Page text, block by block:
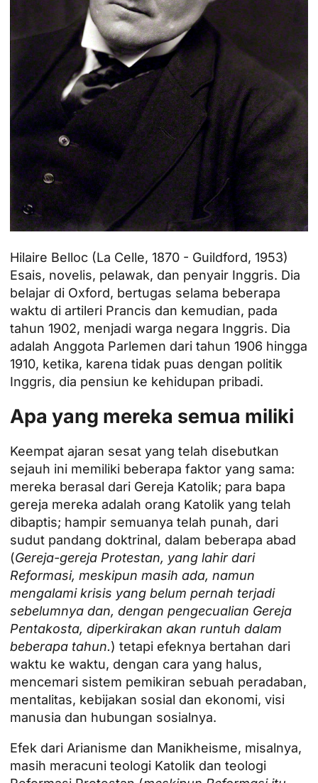
Hilaire Belloc (La Celle, 1870 - Guildford, 1953)
Esais, novelis, pelawak, dan penyair Inggris. Dia
belajar di Oxford, bertugas selama beberapa
waktu di artileri Prancis dan kemudian, pada
tahun 1902, menjadi warga negara Inggris. Dia
adalah Anggota Parlemen dari tahun 1906 hingga
1910, ketika, karena tidak puas dengan politik
Inggris, dia pensiun ke kehidupan pribadi.
Apa yang mereka semua miliki
Keempat ajaran sesat yang telah disebutkan
sejauh ini memiliki beberapa faktor yang sama:
mereka berasal dari Gereja Katolik; para bapa
gereja mereka adalah orang Katolik yang telah
dibaptis; hampir semuanya telah punah, dari
sudut pandang doktrinal, dalam beberapa abad
(Gereja-gereja Protestan, yang lahir dari
Reformasi, meskipun masih ada, namun
mengalami krisis yang belum pernah terjadi
sebelumnya dan, dengan pengecualian Gereja
Pentakosta, diperkirakan akan runtuh dalam
beberapa tahun.) tetapi efeknya bertahan dari
waktu ke waktu, dengan cara yang halus,
mencemari sistem pemikiran sebuah peradaban,
mentalitas, kebijakan sosial dan ekonomi, visi
manusia dan hubungan sosialnya.
Efek dari Arianisme dan Manikheisme, misalnya,
masih meracuni teologi Katolik dan teologi